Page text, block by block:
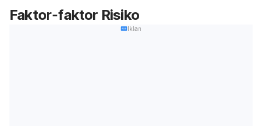
Faktor-faktor Risiko
Iklan